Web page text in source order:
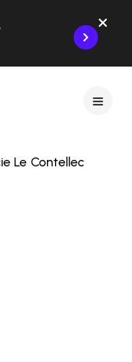
Le Contellec